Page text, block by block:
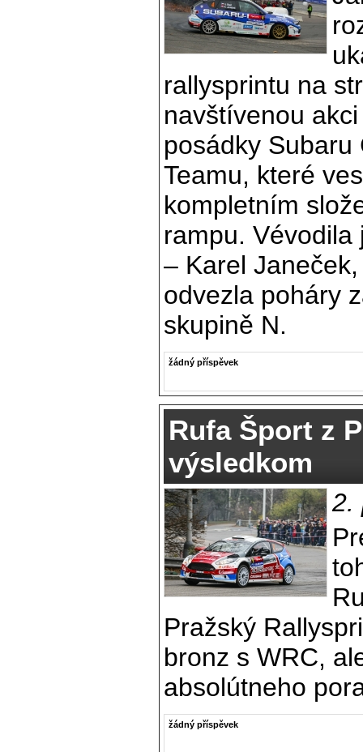
rallysprintu na
navštívenou
posádky Subaru
Teamu, které
kompletním
rampu. Vévodila
– Karel
odvezla poháry
skupině N.
žádný příspěvek
Rufa Šport z
výsledkom
2.
Pražský
bronz s WRC,
absolútneho
žádný příspěvek